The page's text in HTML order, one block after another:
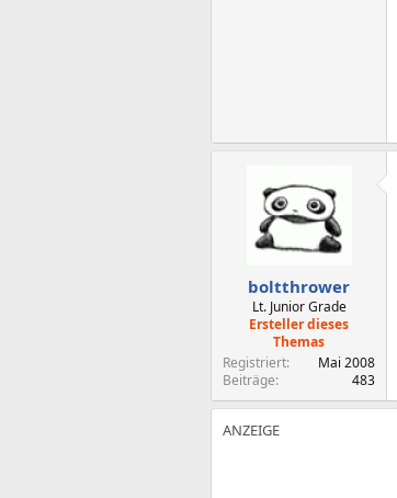
boltthrower
Lt. Junior Grade
Ersteller dieses
Themas
Registriert
Mai 2008
Beiträge
483